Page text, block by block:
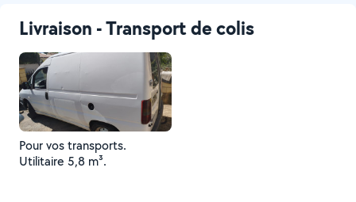
Livraison - Transport de colis
Pour vos transports.
Utilitaire 5,8 m³.